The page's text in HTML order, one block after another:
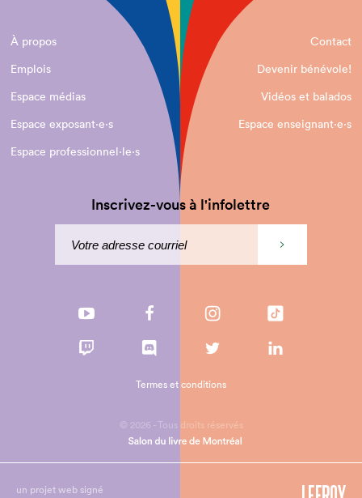
À propos
Contact
Emplois
Devenir bénévole!
Espace médias
Vidéos et balados
Espace exposant·e⋅s
Espace enseignant·e⋅s
Espace professionnel·le⋅s
Inscrivez-vous à l'infolettre
© 2026 - Tous droits réservés
Termes et conditions
un projet web signé